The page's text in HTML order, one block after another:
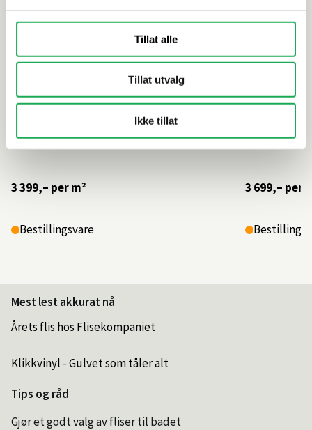
Tillat alle
Tillat utvalg
Ikke tillat
3 399,– per m²
Bestillingsvare
3 699,– per
Mest lest akkurat nå
Årets flis hos Flisekompaniet
Klikkvinyl - Gulvet som tåler alt
Tips og råd
Gjør et godt valg av fliser til badet